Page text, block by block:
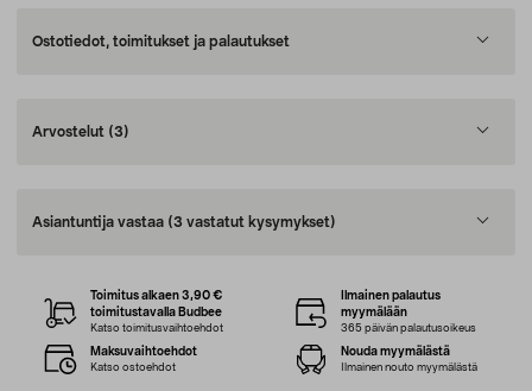
Ostotiedot, toimitukset ja palautukset
Arvostelut (3)
Asiantuntija vastaa (3 vastatut kysymykset)
Toimitus alkaen 3,90 €
toimitustavalla Budbee
Katso toimitusvaihtoehdot
Ilmainen palautus
myymälään
365 päivän palautusoikeus
Maksuvaihtoehdot
Katso ostoehdot
Nouda myymälästä
Ilmainen nouto myymälästä